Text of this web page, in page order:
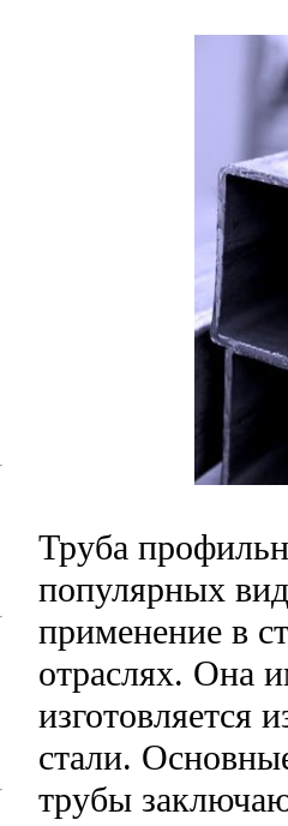
Труба
популярных
применение в
отраслях. Она
изготовляется
стали.
трубы